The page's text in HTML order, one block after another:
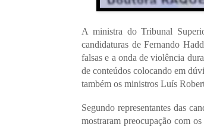
A ministra do Tribunal
candidaturas de Fernando
falsas e a onda de violência
de conteúdos colocando em
também os ministros Luís
Segundo representantes das
mostraram preocupação com